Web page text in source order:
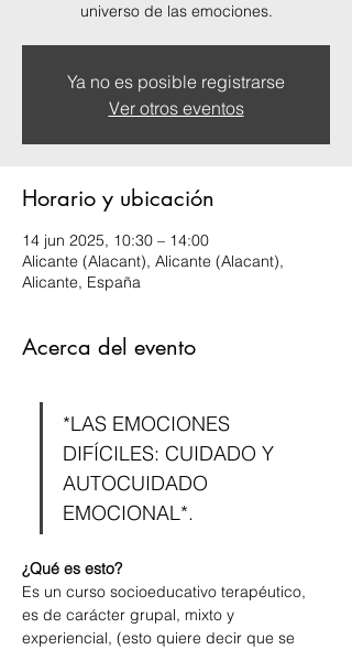
universo de las emociones.
Ya no es posible registrarse
Ver otros eventos
Horario y ubicación
14 jun 2025, 10:30 – 14:00
Alicante (Alacant), Alicante (Alacant),
Alicante, España
Acerca del evento
*LAS EMOCIONES
DIFÍCILES: CUIDADO Y
AUTOCUIDADO
EMOCIONAL*.
¿Qué es esto?
Es un curso socioeducativo terapéutico,
es de carácter grupal, mixto y
experiencial, (esto quiere decir que se